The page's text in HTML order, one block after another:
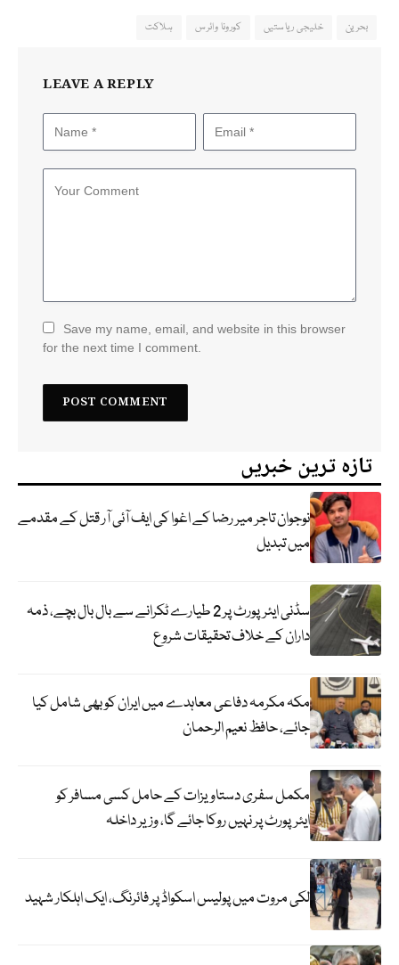
بحرین خلیجی ریاستیں کورونا وائرس ہلاکت
LEAVE A REPLY
Save my name, email, and website in this browser
for the next time I comment.
تازہ ترین خبریں
نوجوان تاجر میر رضا کے اغوا کی ایف آئی آر قتل کے مقدمے
میں تبدیل
سڈنی ایئرپورٹ پر 2 طیارے ٹکرانے سے بال بال بچے، ذمہ
داران کے خلاف تحقیقات شروع
مکہ مکرمہ دفاعی معاہدے میں ایران کو بھی شامل کیا
جائے، حافظ نعیم الرحمان
مکمل سفری دستاویزات کے حامل کسی مسافر کو
ایئرپورٹ پر نہیں روکا جائے گا، وزیر داخلہ
لکی مروت میں پولیس اسکواڈ پر فائرنگ، ایک اہلکار شہید